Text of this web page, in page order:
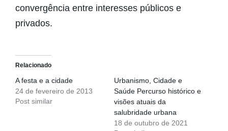
convergência entre interesses públicos e
privados.
Relacionado
A festa e a cidade
24 de fevereiro de 2013
Post similar
Urbanismo, Cidade e
Saúde Percurso histórico e
visões atuais da
salubridade urbana
18 de outubro de 2021